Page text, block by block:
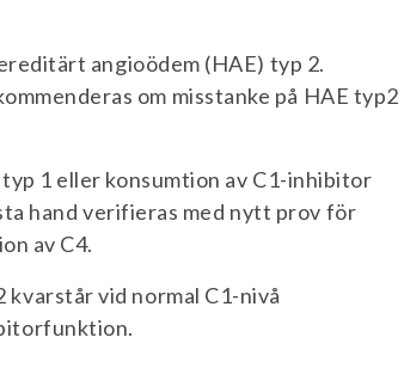
angioödem (HAE) typ 2.
om misstanke på HAE typ2
1 eller konsumtion av C1-inhibitor
hand verifieras med nytt prov för
av C4.
kvarstår vid normal C1-nivå